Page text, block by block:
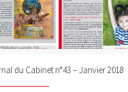
du Cabinet n°43 – Janvier 2018